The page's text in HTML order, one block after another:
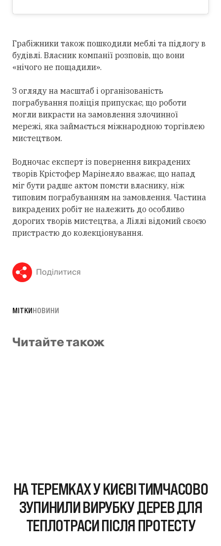
Грабіжники також пошкодили меблі та підлогу в
будівлі. Власник компанії розповів, що вони
«нічого не пощадили».
З огляду на масштаб і організованість
пограбування поліція припускає, що роботи
могли викрасти на замовлення злочинної
мережі, яка займається міжнародною торгівлею
мистецтвом.
Водночас експерт із повернення викрадених
творів Крістофер Марінелло вважає, що напад
міг бути радше актом помсти власнику, ніж
типовим пограбуванням на замовлення. Частина
викрадених робіт не належить до особливо
дорогих творів мистецтва, а Ліллі відомий своєю
пристрастю до колекціонування.
Поділитися
МІТКИНОВИНИ
Читайте також
НА ТЕРЕМКАХ У КИЄВІ ТИМЧАСОВО
ЗУПИНИЛИ ВИРУБКУ ДЕРЕВ ДЛЯ
ТЕПЛОТРАСИ ПІСЛЯ ПРОТЕСТУ